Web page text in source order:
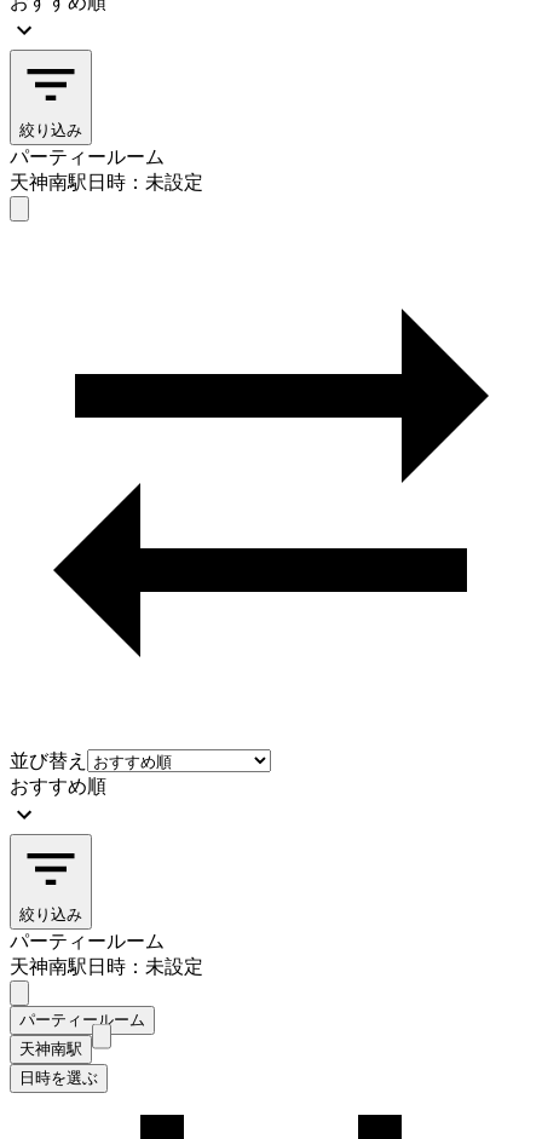
絞り込み
パーティールーム
天神南駅日時：未設定
並び替え
おすすめ順
絞り込み
パーティールーム
天神南駅日時：未設定
パーティールーム
天神南駅
日時を選ぶ